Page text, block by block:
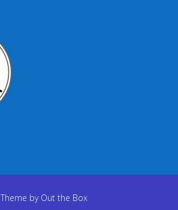
Theme by Out the Box